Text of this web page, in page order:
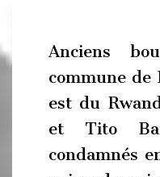
Anciens
commune de
est du
et Tito
condamnés